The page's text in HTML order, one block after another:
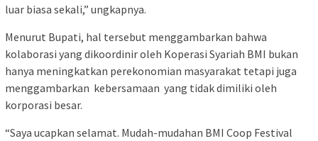
luar biasa sekali,” ungkapnya.
Menurut Bupati, hal tersebut menggambarkan bahwa
kolaborasi yang dikoordinir oleh Koperasi Syariah BMI bukan
hanya meningkatkan perekonomian masyarakat tetapi juga
menggambarkan kebersamaan yang tidak dimiliki oleh
korporasi besar.
“Saya ucapkan selamat. Mudah-mudahan BMI Coop Festival